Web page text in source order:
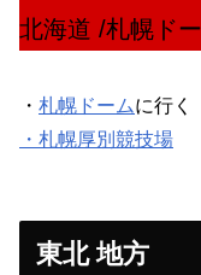
北海道 /札幌ド
・ 札幌ドームに行く
・札幌厚別競技場
東北 地方